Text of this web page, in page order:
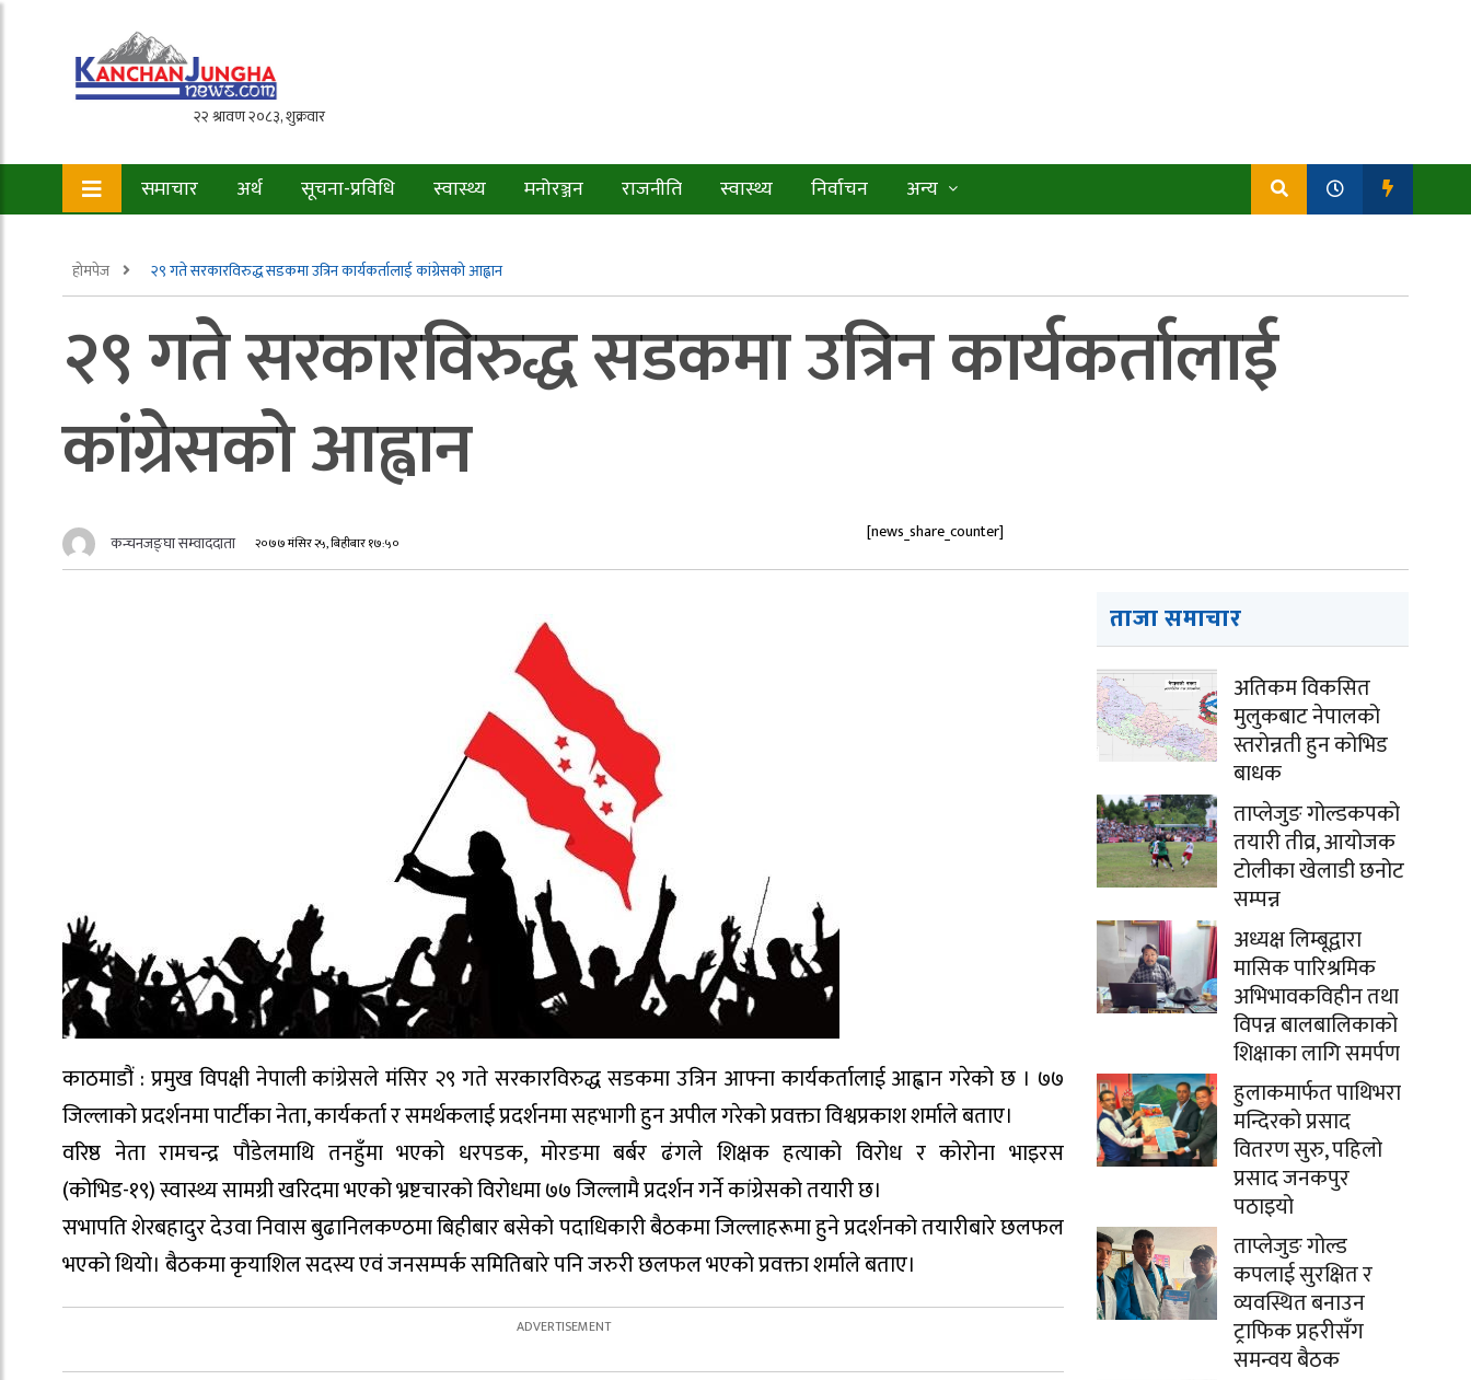
समाचार अर्थ सूचना-प्रविधि स्वास्थ्य मनोरञ्जन राजनीति स्वास्थ्य निर्वाचन अन्य
होमपेज २९ गते सरकारविरुद्ध सडकमा उत्रिन कार्यकर्तालाई कांग्रेसको आह्वान
२९ गते सरकारविरुद्ध सडकमा उत्रिन कार्यकर्तालाई
कांग्रेसको आह्वान
कन्चनजङ्घा सम्वाददाता २०७७ मंसिर २५, बिहीबार १७:५० [news_share_counter]
काठमाडौं : प्रमुख विपक्षी नेपाली कांग्रेसले मंसिर २९ गते सरकारविरुद्ध सडकमा उत्रिन आफ्ना कार्यकर्तालाई आह्वान गरेको छ । ७७
जिल्लाको प्रदर्शनमा पार्टीका नेता, कार्यकर्ता र समर्थकलाई प्रदर्शनमा सहभागी हुन अपील गरेको प्रवक्ता विश्वप्रकाश शर्माले बताए।
वरिष्ठ नेता रामचन्द्र पौडेलमाथि तनहुँमा भएको धरपडक, मोरङमा बर्बर ढंगले शिक्षक हत्याको विरोध र कोरोना भाइरस
(कोभिड-१९) स्वास्थ्य सामग्री खरिदमा भएको भ्रष्टचारको विरोधमा ७७ जिल्लामै प्रदर्शन गर्ने कांग्रेसको तयारी छ।
सभापति शेरबहादुर देउवा निवास बुढानिलकण्ठमा बिहीबार बसेको पदाधिकारी बैठकमा जिल्लाहरूमा हुने प्रदर्शनको तयारीबारे छलफल
भएको थियो। बैठकमा कृयाशिल सदस्य एवं जनसम्पर्क समितिबारे पनि जरुरी छलफल‍ भएको प्रवक्ता शर्माले बताए।
ताजा समाचार
अतिकम विकसित
मुलुकबाट नेपालको
स्तरोन्नती हुन कोभिड
बाधक
ताप्लेजुङ गोल्डकपको
तयारी तीव्र, आयोजक
टोलीका खेलाडी छनोट
सम्पन्न
अध्यक्ष लिम्बूद्वारा
मासिक पारिश्रमिक
अभिभावकविहीन तथा
विपन्न बालबालिकाको
शिक्षाका लागि समर्पण
हुलाकमार्फत पाथिभरा
मन्दिरको प्रसाद
वितरण सुरु, पहिलो
प्रसाद जनकपुर
पठाइयो
ताप्लेजुङ गोल्ड
कपलाई सुरक्षित र
व्यवस्थित बनाउन
ट्राफिक प्रहरीसँग
समन्वय बैठक